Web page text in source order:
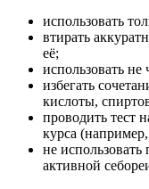
использовать
втирать
её;
использовать
избегать
кислоты,
проводить тест
курса (например,
не
активной